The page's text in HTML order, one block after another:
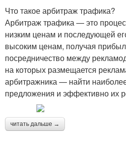
Что такое арбитраж трафика?
Арбитраж трафика — это
низким ценам и последующей
высоким ценам, получая
посредничество между
на которых размещается
арбитражника — найти
предложения и эффективно их
читать дальше →